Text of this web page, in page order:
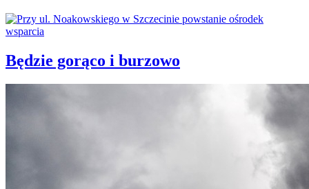
Będzie gorąco i burzowo